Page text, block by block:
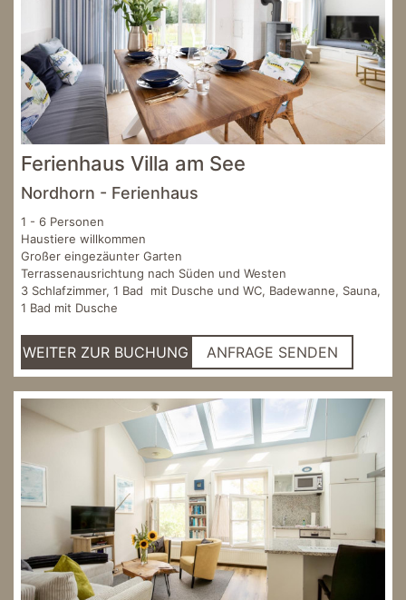
Ferienhaus Villa am See
Nordhorn - Ferienhaus
1 - 6 Personen
Haustiere willkommen
Großer eingezäunter Garten
Terrassenausrichtung nach Süden und Westen
3 Schlafzimmer, 1 Bad mit Dusche und WC, Badewanne, Sauna,
1 Bad mit Dusche
WEITER ZUR BUCHUNG ANFRAGE SENDEN